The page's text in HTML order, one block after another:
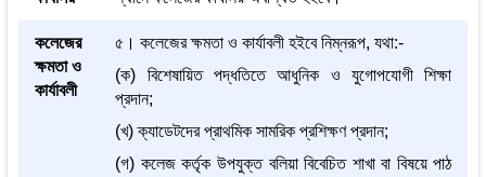
কলেজের
ক্ষমতা ও
কার্যাবলী
৫। কলেজের ক্ষমতা ও কার্যাবলী হইবে নিম্নরূপ, যথা:-
(ক) বিশেষায়িত পদ্ধতিতে আধুনিক ও যুগোপযোগী শিক্ষা
প্রদান;
(খ) ক্যাডেটদের প্রাথমিক সামরিক প্রশিক্ষণ প্রদান;
(গ) কলেজ কর্তৃক উপযুক্ত বলিয়া বিবেচিত শাখা বা বিষয়ে পাঠ